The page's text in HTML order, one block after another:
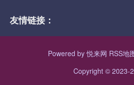
友情链接：
Powered by悦来网 RSS地
Copyright © 2023-